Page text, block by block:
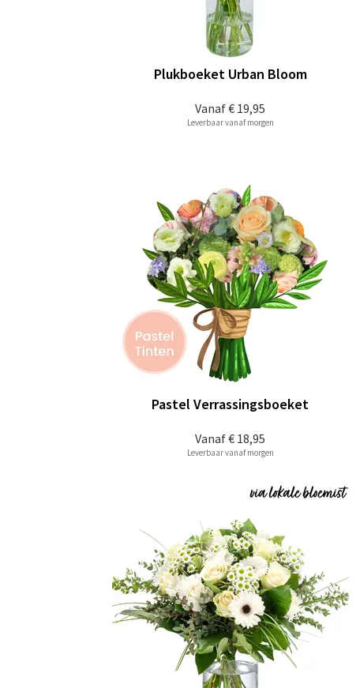
Vanaf€ 19,95
Plukboeket Urban Bloom
Leverbaar vanaf morgen
Vanaf€ 18,95
Pastel Verrassingsboeket
Leverbaar vanaf morgen